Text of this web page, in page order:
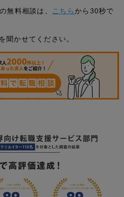
無料相談は、
こちらから30秒で
聞かせてください。